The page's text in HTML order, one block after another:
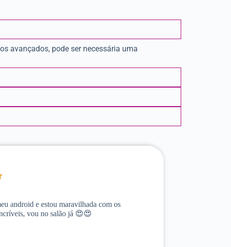
avançados, pode ser necessária uma
android e estou maravilhada com os
vou no salão já 😍😍